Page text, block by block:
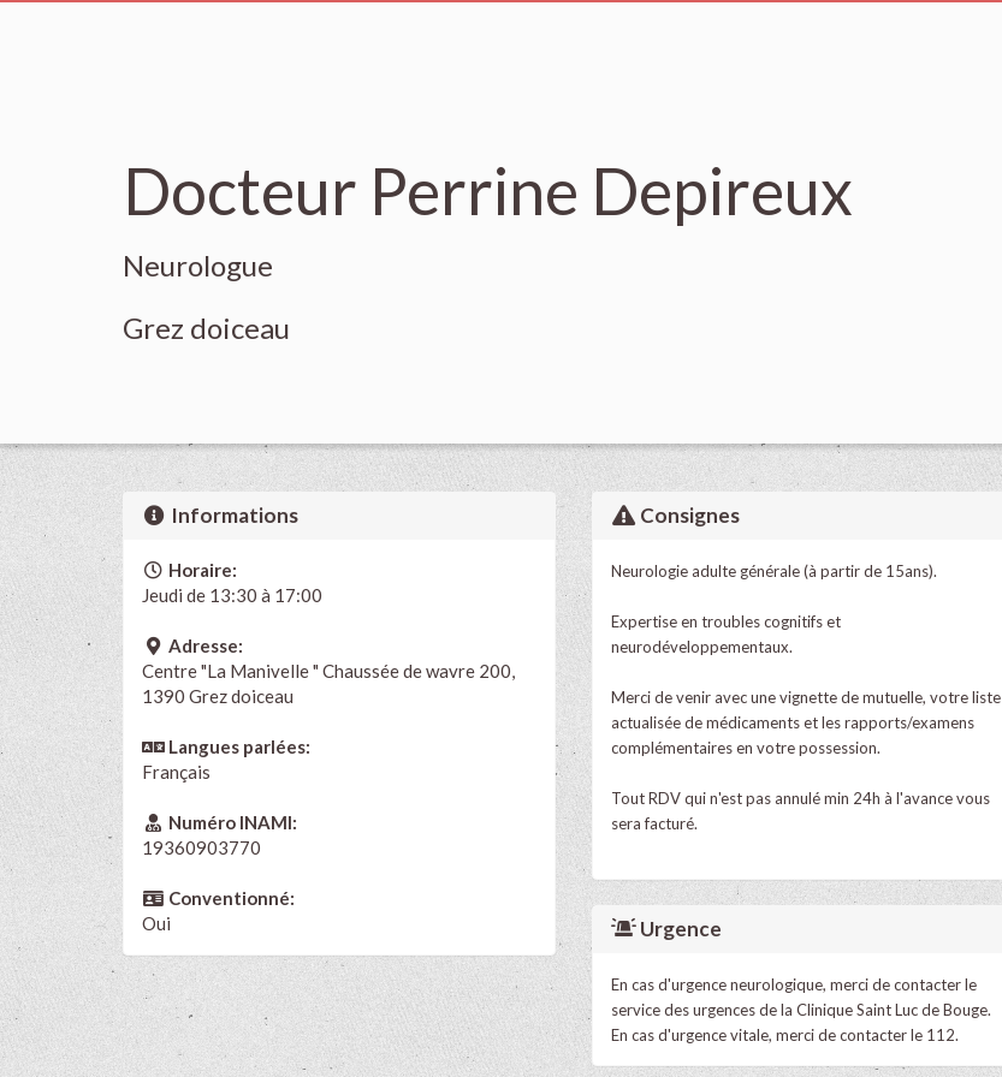
Docteur Perrine Depireux
Neurologue
Grez doiceau
Informations
Horaire:
Jeudi de 13:30 à 17:00
Adresse:
Centre "La Manivelle " Chaussée de wavre 200,
1390 Grez doiceau
Langues parlées:
Français
Numéro INAMI:
19360903770
Conventionné:
Oui
Consignes
Neurologie adulte générale (à partir de 15ans).
Expertise en troubles cognitifs et
neurodéveloppementaux.
Merci de venir avec une vignette de mutuelle, votre liste
actualisée de médicaments et les rapports/examens
complémentaires en votre possession.
Tout RDV qui n'est pas annulé min 24h à l'avance vous
sera facturé.
Urgence
En cas d'urgence neurologique, merci de contacter le
service des urgences de la Clinique Saint Luc de Bouge.
En cas d'urgence vitale, merci de contacter le 112.